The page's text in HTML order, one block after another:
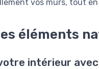
vos murs, tout
éléments
intérieur